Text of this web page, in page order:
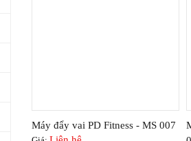
Máy đẩy vai PD Fitness - MS 007